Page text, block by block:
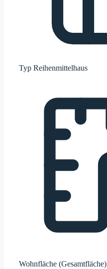
Typ Reihenmittelhaus
Wohnfläche (Gesamtfläche)